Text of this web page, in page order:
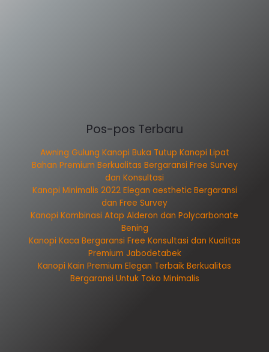
Pos-pos Terbaru
Awning Gulung Kanopi Buka Tutup Kanopi Lipat
Bahan Premium Berkualitas Bergaransi Free Survey
dan Konsultasi
Kanopi Minimalis 2022 Elegan aesthetic Bergaransi
dan Free Survey
Kanopi Kombinasi Atap Alderon dan Polycarbonate
Bening
Kanopi Kaca Bergaransi Free Konsultasi dan Kualitas
Premium Jabodetabek
Kanopi Kain Premium Elegan Terbaik Berkualitas
Bergaransi Untuk Toko Minimalis